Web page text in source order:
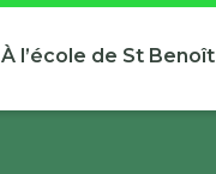
À l’école de St Benoît